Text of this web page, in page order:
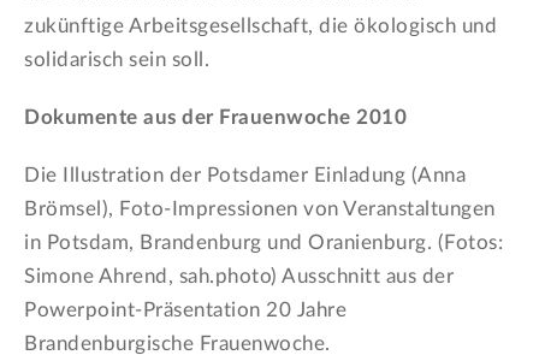
zukünftige Arbeitsgesellschaft, die ökologisch und
solidarisch sein soll.
Dokumente aus der Frauenwoche 2010
Die Illustration der Potsdamer Einladung (Anna
Brömsel), Foto-Impressionen von Veranstaltungen
in Potsdam, Brandenburg und Oranienburg. (Fotos:
Simone Ahrend, sah.photo) Ausschnitt aus der
Powerpoint-Präsentation 20 Jahre
Brandenburgische Frauenwoche.